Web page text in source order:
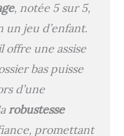
, notée 5 sur 5,
jeu d’enfant.
offre une assise
bas puisse
d’une
robustesse
promettant